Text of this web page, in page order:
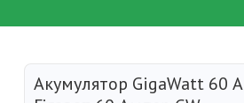
Акумулятор GigaWatt 60 А